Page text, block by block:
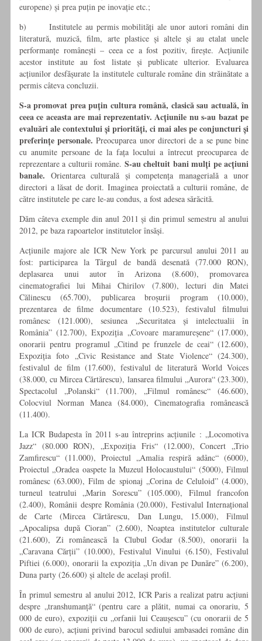
europene) și prea puțin pe inovație etc.;
b) Institutele au permis mobilități ale unor autori români din
literatură, muzică, film, arte plastice și altele și au etalat unele
performanțe românești – ceea ce a fost pozitiv, firește. Acțiunile
acestor institute au fost listate și publicate ulterior. Evaluarea
acțiunilor desfășurate la institutele culturale române din străinătate a
permis câteva concluzii.
S-a promovat prea puțin cultura română, clasică sau actuală, în
ceea ce aceasta are mai reprezentativ. Acțiunile nu s-au bazat pe
evaluări ale contextului și priorități, ci mai ales pe conjuncturi și
preferințe personale. Preocuparea unor directori de a se pune bine
cu anumite persoane de la fața locului a întrecut preocuparea de
reprezentare a culturii române. S-au cheltuit bani mulți pe acțiuni
banale. Orientarea culturală și competența managerială a unor
directori a lăsat de dorit. Imaginea proiectată a culturii române, de
către institutele pe care le-au condus, a fost adesea sărăcită.
Dăm câteva exemple din anul 2011 și din primul semestru al anului
2012, pe baza rapoartelor institutelor însăși.
Acțiunile majore ale ICR New York pe parcursul anului 2011 au
fost: participarea la Târgul de bandă desenată (77.000 RON),
deplasarea unui autor în Arizona (8.600), promovarea
cinematografiei lui Mihai Chirilov (7.800), lecturi din Matei
Călinescu (65.700), publicarea broșurii program (10.000),
prezentarea de filme documentare (10.523), festivalul filmului
românesc (121.000), sesiunea „Securitatea și intelectualii în
România” (12.700), Expoziția „Covoare maramureșene“ (17.000),
onorarii pentru programul „Citind pe frunzele de ceai“ (12.600),
Expoziția foto „Civic Resistance and State Violence“ (24.300),
festivalul de film (17.600), festivalul de literatură World Voices
(38.000, cu Mircea Cărtărescu), lansarea filmului „Aurora“ (23.300),
Spectacolul „Polanski“ (11.700), „Filmul românesc“ (46.600),
Colocviul Norman Manea (84.000), Cinematografia românească
(11.400).
La ICR Budapesta în 2011 s-au întreprins acțiunile : „Locomotiva
Jazz“ (80.000 RON), „Expoziția Fris“ (12.000), Concert „Trio
Zamfirescu“ (11.000), Proiectul „Amalia respiră adânc“ (6000),
Proiectul „Oradea oaspete la Muzeul Holocaustului“ (5000), Filmul
românesc (63.000), Film de spionaj „Corina de Celuloid” (4.000),
turneul teatrului „Marin Sorescu” (105.000), Filmul francofon
(2.400), Românii despre România (20.000), Festivalul Internațional
de Carte (Mircea Cărtărescu, Dan Lungu, 15.000), Filmul
„Apocalipsa după Cioran” (2.600), Noaptea institutelor culturale
(21.600), Zi românească la Clubul Godar (8.500), onorarii la
„Caravana Cărții” (10.000), Festivalul Vinului (6.150), Festivalul
Piftiei (6.000), onorarii la expoziția „Un divan pe Dunăre” (6.200),
Duna party (26.600) și altele de același profil.
În primul semestru al anului 2012, ICR Paris a realizat patru acțiuni
despre „transhumanță“ (pentru care a plătit, numai ca onorariu, 5
000 de euro), expoziții cu „orfanii lui Ceaușescu” (cu onorarii de 5
000 de euro), acțiuni privind barocul sediului ambasadei române din